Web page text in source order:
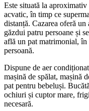
Este situată la
acvatic, în timp ce
distanță. Cazarea oferă
găzdui patru persoane și
află un pat matrimonial,
persoană.
Dispune de aer
mașină de spălat, mașină
pat pentru bebeluși.
ochiuri și cuptor mare,
necesară.